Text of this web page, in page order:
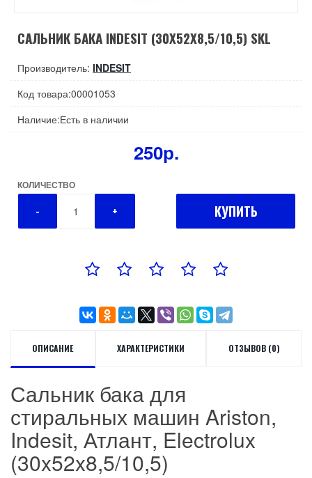
САЛЬНИК БАКА INDESIT (30X52X8,5/10,5) SKL
Производитель: INDESIT
Код товара:00001053
Наличие:Есть в наличии
250р.
КОЛИЧЕСТВО
- + КУПИТЬ
ОПИСАНИЕ ХАРАКТЕРИСТИКИ ОТЗЫВОВ (0)
Сальник бака для
стиральных машин Ariston,
Indesit, Атлант, Electrolux
(30x52x8,5/10,5)